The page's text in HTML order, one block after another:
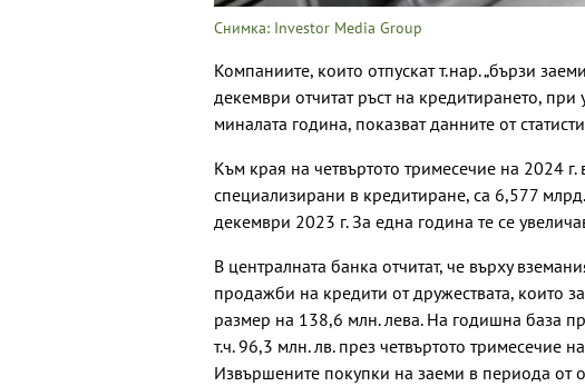
Снимка: Investor Media Group
Компаниите, които отпускат т.нар. „бързи
декември отчитат ръст на кредитирането,
миналата година, показват данните от
Към края на четвъртото тримесечие на 2024
специализирани в кредитиране, са 6,577
декември 2023 г. За една година те се
В централната банка отчитат, че върху
продажби на кредити от дружествата, които
размер на 138,6 млн. лева. На годишна база
т.ч. 96,3 млн. лв. през четвъртото тримесечие
Извършените покупки на заеми в периода от